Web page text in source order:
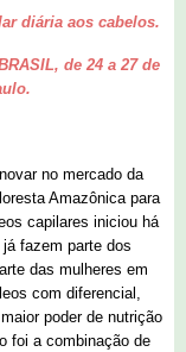
diária aos cabelos.
de 24 a 27 de
no mercado da
Amazônica para
capilares iniciou há
fazem parte dos
das mulheres em
com diferencial,
poder de nutrição
foi a combinação de